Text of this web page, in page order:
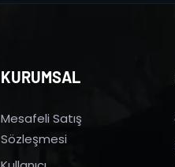
KURUMSAL
Mesafeli Satış
Sözleşmesi